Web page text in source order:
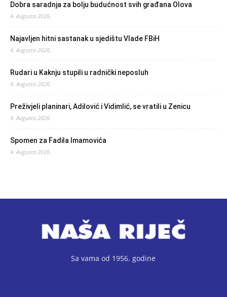
Dobra saradnja za bolju budućnost svih građana Olova
4. Augusta 2026.
Najavljen hitni sastanak u sjedištu Vlade FBiH
4. Augusta 2026.
Rudari u Kaknju stupili u radnički neposluh
4. Augusta 2026.
Preživjeli planinari, Adilović i Vidimlić, se vratili u Zenicu
4. Augusta 2026.
Spomen za Fadila Imamovića
4. Augusta 2026.
Sa vama od 1956. godine